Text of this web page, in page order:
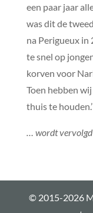
een paar jaar
was dit de
na Perigueux in
te snel op
korven voor
Toen hebben
thuis te houden.’
… wordt vervolgd
© 2015-2026